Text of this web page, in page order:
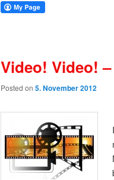
Video! Video!
Posted on 5. November 2012